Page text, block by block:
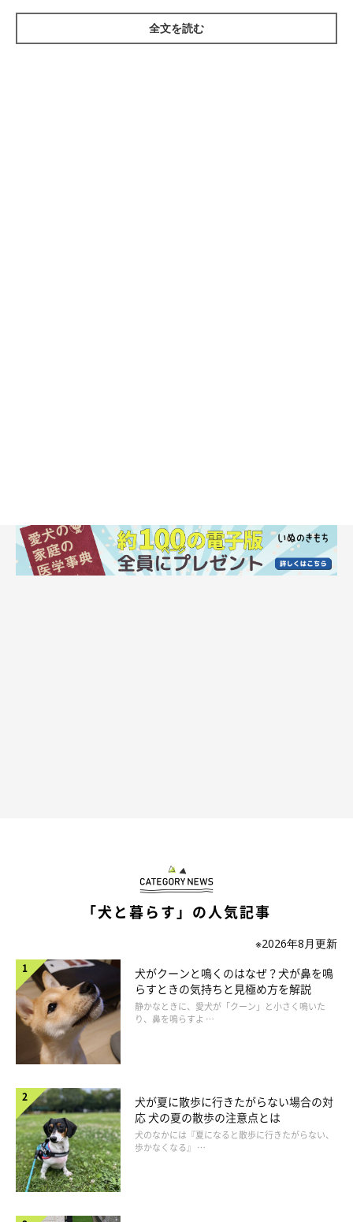
愛犬のためのグッズをいろんな代用をしている飼い主さんのアイ
愛犬の歯を健康に保つため、毎日の歯みがきケアは欠かさず行い
アイディア②｜アームウォーマーを犬用のお
洋服に！
全文を読む
「犬と暮らす」の人気記事
※2026年8月更新
犬がクーンと鳴くのはなぜ？犬が鼻を鳴
らすときの気持ちと見極め方を解説
静かなときに、愛犬が「クーン」と小さく鳴いた
り、鼻を鳴らすよ …
犬が夏に散歩に行きたがらない場合の対
応 犬の夏の散歩の注意点とは
犬のなかには『夏になると散歩に行きたがらない、
歩かなくなる』 …